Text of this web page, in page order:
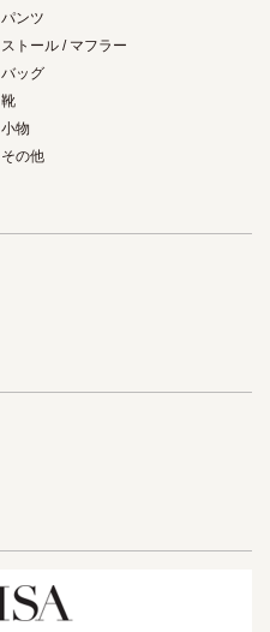
パンツ
ストール / マフラー
バッグ
靴
小物
その他